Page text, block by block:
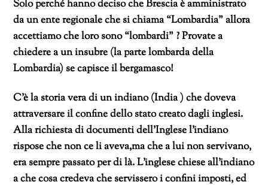
Solo perché hanno deciso che Brescia è amministrato
da un ente regionale che si chiama “Lombardia” allora
accettiamo che loro sono “lombardi” ? Provate a
chiedere a un insubre (la parte lombarda della
Lombardia) se capisce il bergamasco!
C’è la storia vera di un indiano (India ) che doveva
attraversare il confine dello stato creato dagli inglesi.
Alla richiesta di documenti dell’Inglese l’indiano
rispose che non ce li aveva,ma che a lui non servivano,
era sempre passato per di là. L’inglese chiese all’indiano
a che cosa credeva che servissero i confini imposti, ed